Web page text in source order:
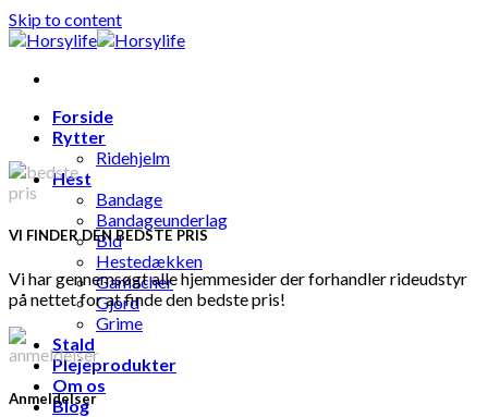
Skip to content
Forside
Rytter
Ridehjelm
Hest
Bandage
Bandageunderlag
Bid
Hestedækken
Gamacher
Gjord
Grime
Stald
Plejeprodukter
Om os
Blog
VI FINDER DEN BEDSTE PRIS
Vi har gennemsøgt alle hjemmesider der forhandler rideudstyr
på nettet for at finde den bedste pris!
Anmeldelser